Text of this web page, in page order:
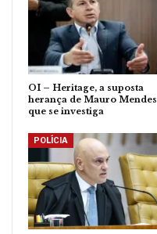
OI – Heritage, a suposta
herança de Mauro Mendes
que se investiga
POLÍCIA